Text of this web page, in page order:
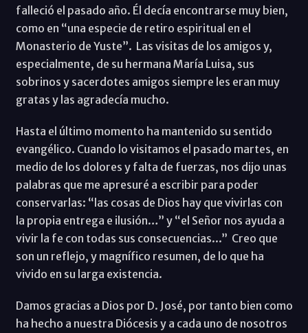
falleció el pasado año. Él decía encontrarse muy bien,
como en “una especie de retiro espiritual en el
Monasterio de Yuste”. Las visitas de los amigos y,
especialmente, de su hermana María Luisa, sus
sobrinos y sacerdotes amigos siempre les eran muy
gratas y las agradecía mucho.
Hasta el último momento ha mantenido su sentido
evangélico. Cuando lo visitamos el pasado martes, en
medio de los dolores y falta de fuerzas, nos dijo unas
palabras que me apresuré a escribir para poder
conservarlas: “las cosas de Dios hay que vivirlas con
la propia entrega e ilusión…” y “el Señor nos ayuda a
vivir la fe con todas sus consecuencias...” Creo que
son un reflejo, y magnífico resumen, de lo que ha
vivido en su larga existencia.
Damos gracias a Dios por D. José, por tanto bien como
ha hecho a nuestra Diócesis y a cada uno de nosotros